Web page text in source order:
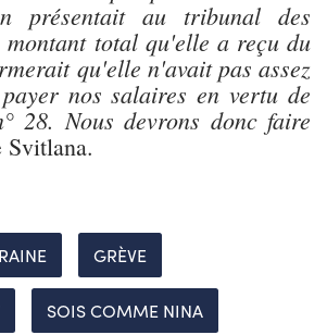
présentait au tribunal des
montant total qu'elle a reçu du
qu'elle n'avait pas assez
nos salaires en vertu de
28. Nous devrons donc faire
Svitlana.
GRÈVE
SOIS COMME NINA